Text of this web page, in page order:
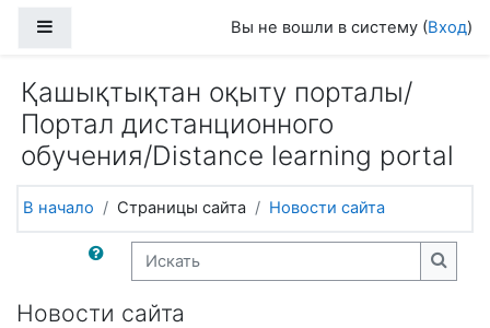
Вы не вошли в систему (Вход)
Қашықтықтан оқыту порталы/
Портал дистанционного
обучения/Distance learning portal
В начало Страницы сайта Новости сайта
Искать
Новости сайта